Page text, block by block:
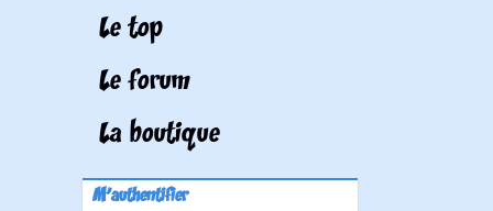
Le top
Le forum
La boutique
M'authentifier